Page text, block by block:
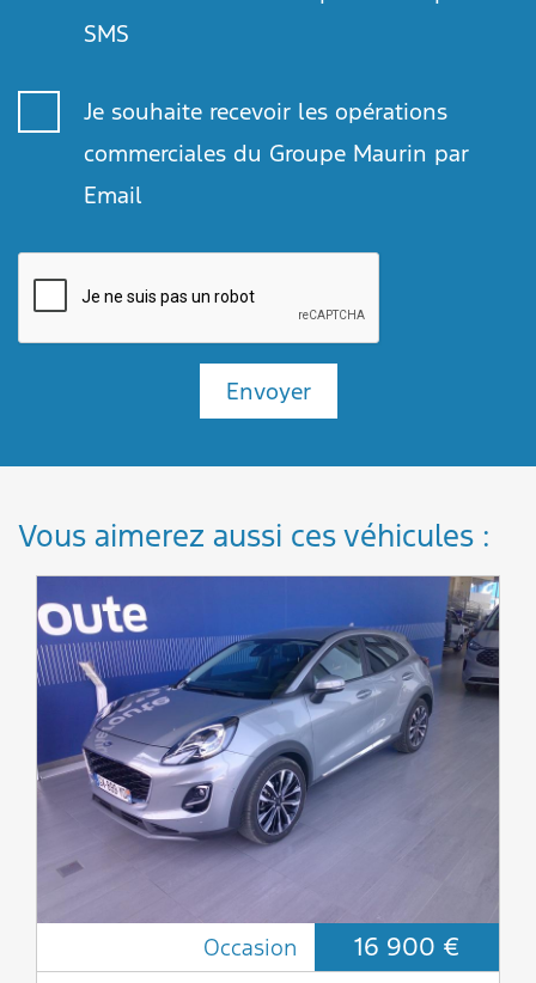
SMS
Je souhaite recevoir les opérations
commerciales du Groupe Maurin par
Email
Envoyer
Vous aimerez aussi ces véhicules :
Occasion 16 900 €